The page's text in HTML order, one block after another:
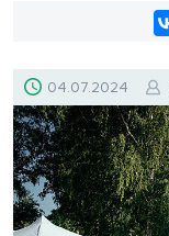
04.07.2024